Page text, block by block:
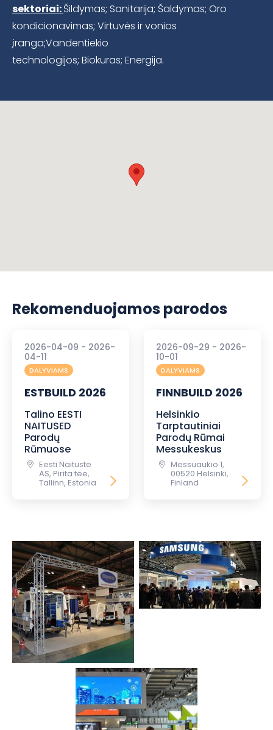
sektoriai:Šildymas; Sanitarija; Šaldymas; Oro
kondicionavimas; Virtuvės ir vonios
įranga;Vandentiekio
technologijos; Biokuras; Energija.
Rekomenduojamos parodos
2026-04-09 - 2026-
04-11
DALYVIAMS
ESTBUILD 2026
Talino EESTI
NAITUSED
Parodų
Rūmuose
Eesti Näituste
AS, Pirita tee,
Tallinn, Estonia
2026-09-29 - 2026-
10-01
DALYVIAMS
FINNBUILD 2026
Helsinkio
Tarptautiniai
Parodų Rūmai
Messukeskus
Messuaukio 1,
00520 Helsinki,
Finland